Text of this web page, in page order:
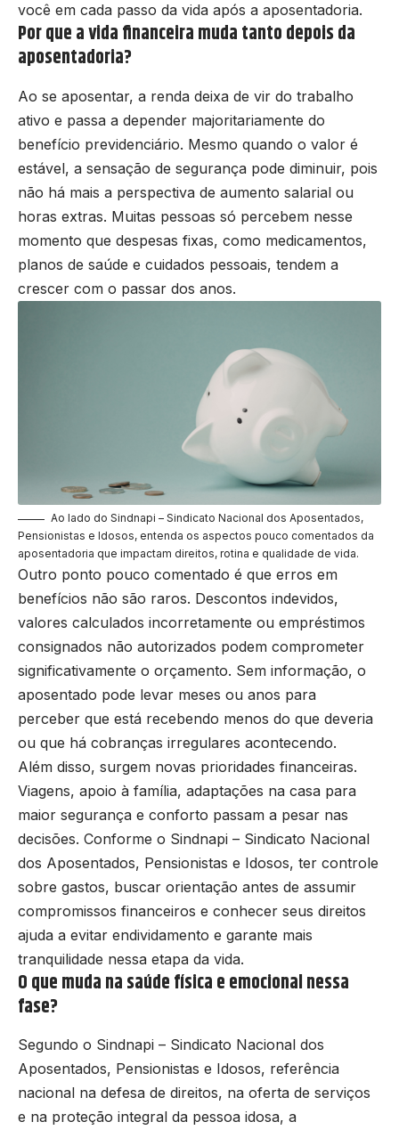
você em cada passo da vida após a aposentadoria.
Por que a vida financeira muda tanto depois da
aposentadoria?
Ao se aposentar, a renda deixa de vir do trabalho
ativo e passa a depender majoritariamente do
benefício previdenciário. Mesmo quando o valor é
estável, a sensação de segurança pode diminuir, pois
não há mais a perspectiva de aumento salarial ou
horas extras. Muitas pessoas só percebem nesse
momento que despesas fixas, como medicamentos,
planos de saúde e cuidados pessoais, tendem a
crescer com o passar dos anos.
Ao lado do Sindnapi – Sindicato Nacional dos Aposentados,
Pensionistas e Idosos, entenda os aspectos pouco comentados da
aposentadoria que impactam direitos, rotina e qualidade de vida.
Outro ponto pouco comentado é que erros em
benefícios não são raros. Descontos indevidos,
valores calculados incorretamente ou empréstimos
consignados não autorizados podem comprometer
significativamente o orçamento. Sem informação, o
aposentado pode levar meses ou anos para
perceber que está recebendo menos do que deveria
ou que há cobranças irregulares acontecendo.
Além disso, surgem novas prioridades financeiras.
Viagens, apoio à família, adaptações na casa para
maior segurança e conforto passam a pesar nas
decisões. Conforme o Sindnapi – Sindicato Nacional
dos Aposentados, Pensionistas e Idosos, ter controle
sobre gastos, buscar orientação antes de assumir
compromissos financeiros e conhecer seus direitos
ajuda a evitar endividamento e garante mais
tranquilidade nessa etapa da vida.
O que muda na saúde física e emocional nessa
fase?
Segundo o Sindnapi – Sindicato Nacional dos
Aposentados, Pensionistas e Idosos, referência
nacional na defesa de direitos, na oferta de serviços
e na proteção integral da pessoa idosa, a